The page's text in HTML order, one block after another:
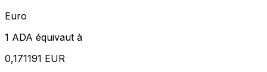
Euro
1 ADA équivaut à
0,171191 EUR